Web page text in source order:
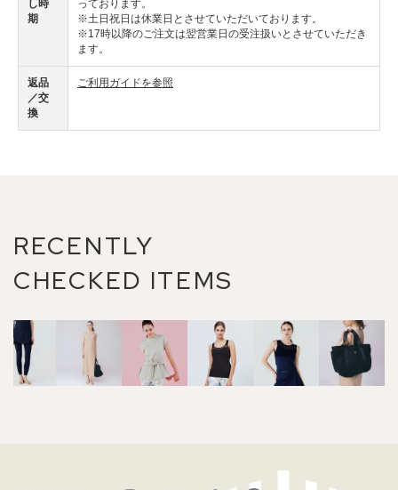
し時
期
っております。
※土日祝日は休業日とさせていただいております。
※17時以降のご注文は翌営業日の受注扱いとさせていただき
ます。
返品
／交
換
ご利用ガイドを参照
RECENTLY
CHECKED ITEMS